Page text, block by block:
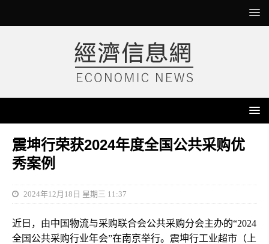
震坤行荣获2024年度全国公共采购优
秀案例
2024年12月18日 星期三 11:37
近日，由中国物流与采购联合会公共采购分会主办的“2024
全国公共采购行业年会”在南京举行。震坤行工业超市（上